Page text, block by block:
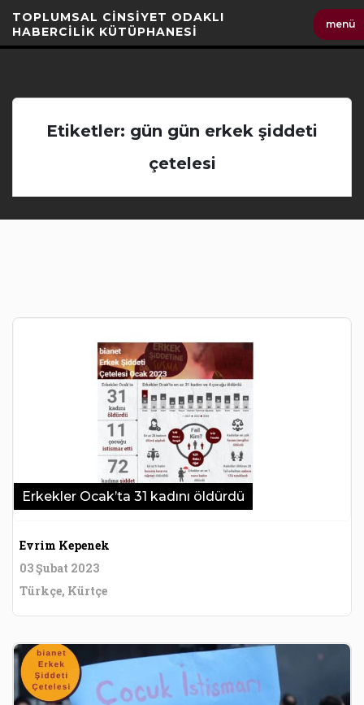
Geç
TOPLUMSAL CİNSİYET ODAKLI
HABERCİLİK KÜTÜPHANESİ
menü
Etiketler: gün gün erkek şiddeti
çetelesi
Erkekler Ocak’ta 31 kadını öldürdü
Evrim Kepenek
03 Şubat 2023
Türkçe, Kürtçe